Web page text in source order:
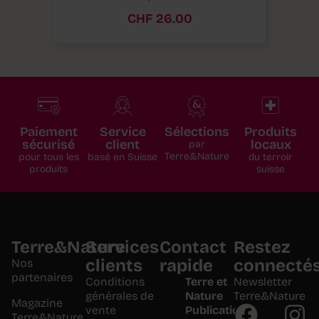
CHF 26.00
Paiement
sécurisé
pour tous les
produits
Service
client
basé en Suisse
Sélections
par
Terre&Nature
Produits
locaux
du terroir
suisse
Terre&Nature
Nos
partenaires
Magazine
Services
clients
Conditions
générales de
vente
Contact
rapide
Terre et
Nature
Publications
Restez
Newsletter
Terre&Nature